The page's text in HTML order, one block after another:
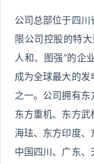
公司总部位于四
限公司控股的特
人和、图强”的企
成为全球最大的
之一。公司拥有东
东方重机、东方
海珐、东方印度
中国四川、广东